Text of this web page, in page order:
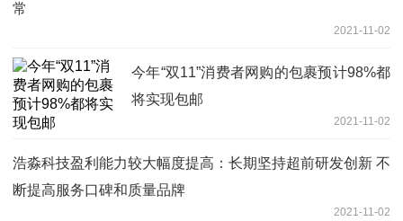
常
2021-11-02
今年“双11”消费者网购的包裹预计98%都
将实现包邮
2021-11-02
浩淼科技盈利能力较大幅度提高：长期坚持超前研发创新 不
断提高服务口碑和质量品牌
2021-11-02